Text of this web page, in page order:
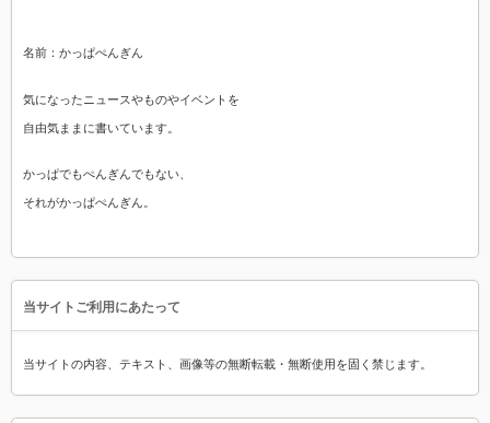
名前：かっぱぺんぎん
気になったニュースやものやイベントを
自由気ままに書いています。
かっぱでもぺんぎんでもない、
それがかっぱぺんぎん。
当サイトご利用にあたって
当サイトの内容、テキスト、画像等の無断転載・無断使用を固く禁じます。